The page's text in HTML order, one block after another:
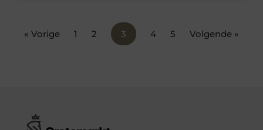
« Vorige 1 2 3 4 5 Volgende »